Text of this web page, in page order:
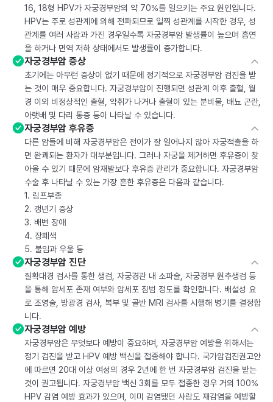
16, 18형 HPV가 자궁경부암의 약 70%를 일으키는 주요 원인입니다.
HPV는 주로 성관계에 의해 전파되므로 일찍 성관계를 시작한 경우, 성
관계를 여러 사람과 가진 경우일수록 자궁경부암 발생률이 높으며 흡연
을 하거나 면역 저하 상태에서도 발생률이 증가합니다.
자궁경부암 증상
초기에는 아무런 증상이 없기 때문에 정기적으로 자궁경부암 검진을 받
는 것이 매우 중요합니다. 자궁경부암이 진행되면 성관계 이후 출혈, 월
경 이외 비정상적인 출혈, 악취가 나거나 출혈이 있는 분비물, 배뇨 곤란,
아랫배 및 다리 통증 등이 나타날 수 있습니다.
자궁경부암 후유증
다른 암들에 비해 자궁경부암은 전이가 잘 일어나지 않아 자궁적출을 하
면 완쾌되는 환자가 대부분입니다. 그러나 자궁을 제거하면 후유증이 찾
아올 수 있기 때문에 암재발보다 후유증 관리가 중요합니다. 자궁경부암
수술 후 나타날 수 있는 가장 흔한 후유증은 다음과 같습니다.
1. 림프부종
2. 갱년기 증상
3. 배변 장애
4. 장폐색
5. 불임과 우울 등
자궁경부암 진단
질확대경 검사를 통한 생검, 자궁경관 내 소파술, 자궁경부 원추생검 등
을 통해 암세포 존재 여부와 암세포 침범 정도를 확인합니다. 배설성 요
로 조영술, 방광경 검사, 복부 및 골반 MRI 검사를 시행해 병기를 결정합
니다.
자궁경부암 예방
자궁경부암은 무엇보다 예방이 중요하며, 자궁경부암 예방을 위해서는
정기 검진을 받고 HPV 예방 백신을 접종해야 합니다. 국가암검진권고안
에 따르면 20대 이상 여성의 경우 2년에 한 번 자궁경부암 검진을 받는
것이 권고됩니다. 자궁경부암 백신 3회를 모두 접종한 경우 거의 100%
HPV 감염 예방 효과가 있으며, 이미 감염됐던 사람도 재감염을 예방할